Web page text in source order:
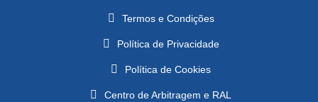
Termos e Condições
Política de Privacidade
Política de Cookies
Centro de Arbitragem e RAL